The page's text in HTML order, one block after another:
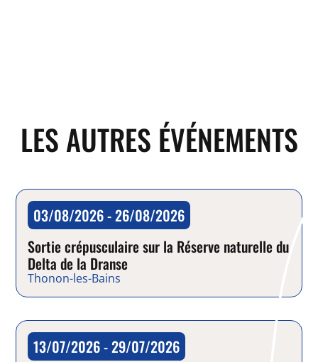
LES AUTRES ÉVÉNEMENTS
Balade
03/08/2026 - 26/08/2026
Sortie crépusculaire sur la Réserve naturelle du
Delta de la Dranse
Thonon-les-Bains
Balade
13/07/2026 - 29/07/2026